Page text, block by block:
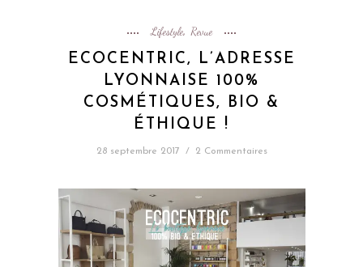
Lifestyle, Revue
ECOCENTRIC, L’ADRESSE
LYONNAISE 100%
COSMÉTIQUES, BIO &
ÉTHIQUE !
28 septembre 2017 / 2 Commentaires